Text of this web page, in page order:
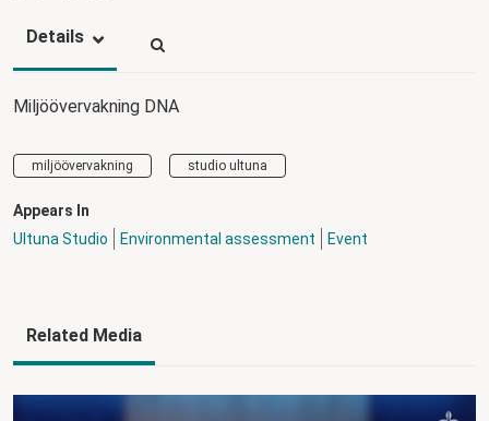
Details
Miljöövervakning DNA
miljöövervakning studio ultuna
Appears In
Ultuna Studio
Environmental assessment Event
Related Media